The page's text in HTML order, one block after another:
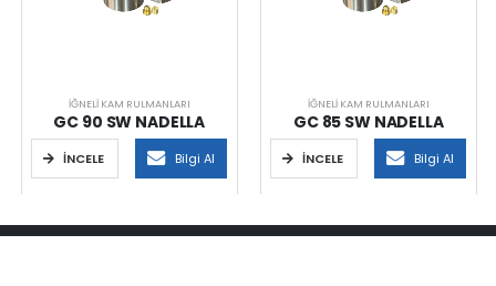
İĞNELI KAM RULMANLARI
GC 90 SW NADELLA
İNCELE Bilgi Al
İĞNELI KAM RULMANLARI
GC 85 SW NADELLA
İNCELE Bilgi Al